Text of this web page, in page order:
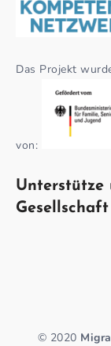
Das Projekt
von:
Unterstütze
© 2020